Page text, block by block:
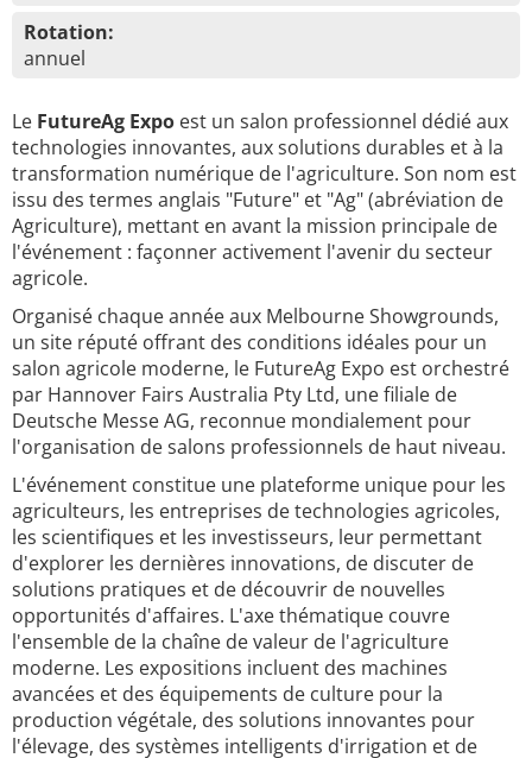
Rotation:
annuel
Le FutureAg Expo est un salon professionnel dédié aux
technologies innovantes, aux solutions durables et à la
transformation numérique de l'agriculture. Son nom est
issu des termes anglais "Future" et "Ag" (abréviation de
Agriculture), mettant en avant la mission principale de
l'événement : façonner activement l'avenir du secteur
agricole.
Organisé chaque année aux Melbourne Showgrounds,
un site réputé offrant des conditions idéales pour un
salon agricole moderne, le FutureAg Expo est orchestré
par Hannover Fairs Australia Pty Ltd, une filiale de
Deutsche Messe AG, reconnue mondialement pour
l'organisation de salons professionnels de haut niveau.
L'événement constitue une plateforme unique pour les
agriculteurs, les entreprises de technologies agricoles,
les scientifiques et les investisseurs, leur permettant
d'explorer les dernières innovations, de discuter de
solutions pratiques et de découvrir de nouvelles
opportunités d'affaires. L'axe thématique couvre
l'ensemble de la chaîne de valeur de l'agriculture
moderne. Les expositions incluent des machines
avancées et des équipements de culture pour la
production végétale, des solutions innovantes pour
l'élevage, des systèmes intelligents d'irrigation et de